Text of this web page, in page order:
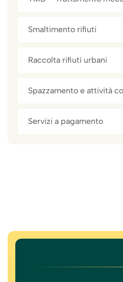
Smaltimento rifiuti
Raccolta rifiuti urbani
Spazzamento e attività
Servizi a pagamento